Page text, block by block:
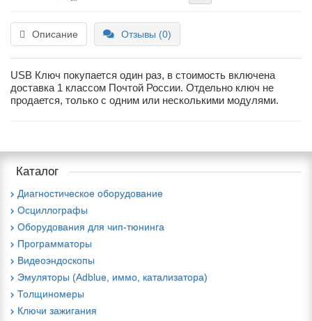
Описание Отзывы (0)
USB Ключ покупается один раз, в стоимость включена
доставка 1 классом Почтой России. Отдельно ключ не
продается, только с одним или несколькими модулями.
Каталог
Диагностическое оборудование
Осциллографы
Оборудования для чип-тюнинга
Программаторы
Видеоэндоскопы
Эмуляторы (Adblue, иммо, катализатора)
Толщиномеры
Ключи зажигания